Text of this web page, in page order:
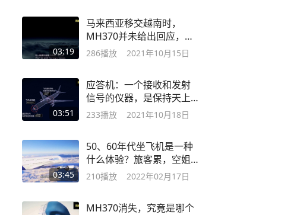
03:19
马来西亚移交越南时，
MH370并未给出回应，这
时候机上发生了什么
286播放 2021年10月15日
03:51
应答机：一个接收和发射
信号的仪器，是保持天上
～地下通信的神器
233播放 2021年10月18日
03:45
50、60年代坐飞机是一种
什么体验？旅客累，空姐
直呼她们更累
210播放 2022年02月17日
MH370消失，究竟是哪个